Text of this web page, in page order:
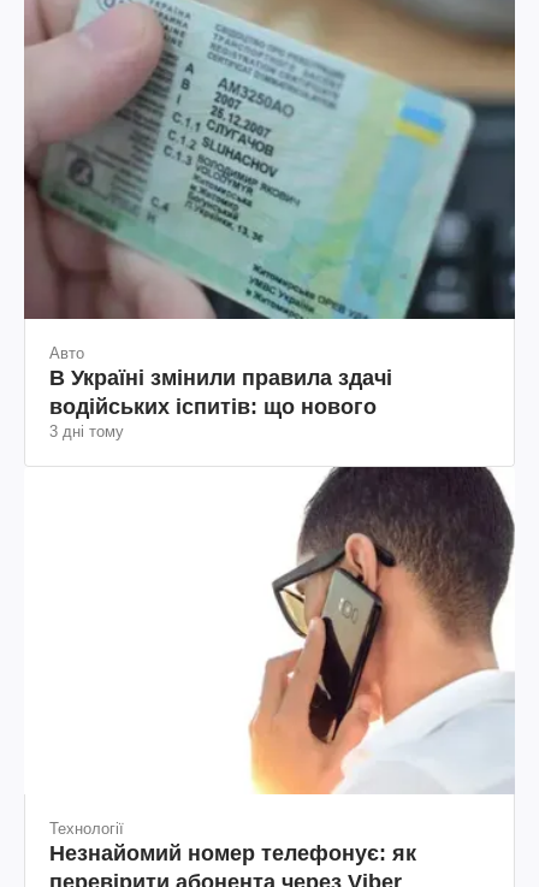
Авто
В Україні змінили правила здачі
водійських іспитів: що нового
3 дні тому
Технології
Незнайомий номер телефонує: як